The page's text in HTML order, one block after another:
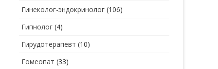
Гинеколог-эндокринолог (106)
Гипнолог (4)
Гирудотерапевт (10)
Гомеопат (33)